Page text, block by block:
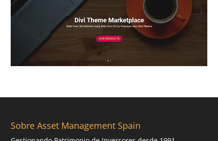
Sobre Asset Management Spain